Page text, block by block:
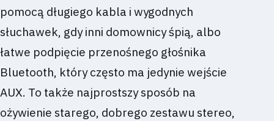
pomocą długiego kabla i wygodnych
słuchawek, gdy inni domownicy śpią, albo
łatwe podpięcie przenośnego głośnika
Bluetooth, który często ma jedynie wejście
AUX. To także najprostszy sposób na
ożywienie starego, dobrego zestawu stereo,